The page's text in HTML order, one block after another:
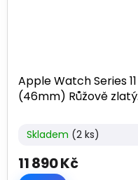
Apple Watch Series 11
(46mm) Růžově zlatý
Skladem (2 ks)
11 890 Kč